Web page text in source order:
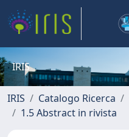
IRIS
IRIS Catalogo Ricerca
1.5 Abstract in rivista